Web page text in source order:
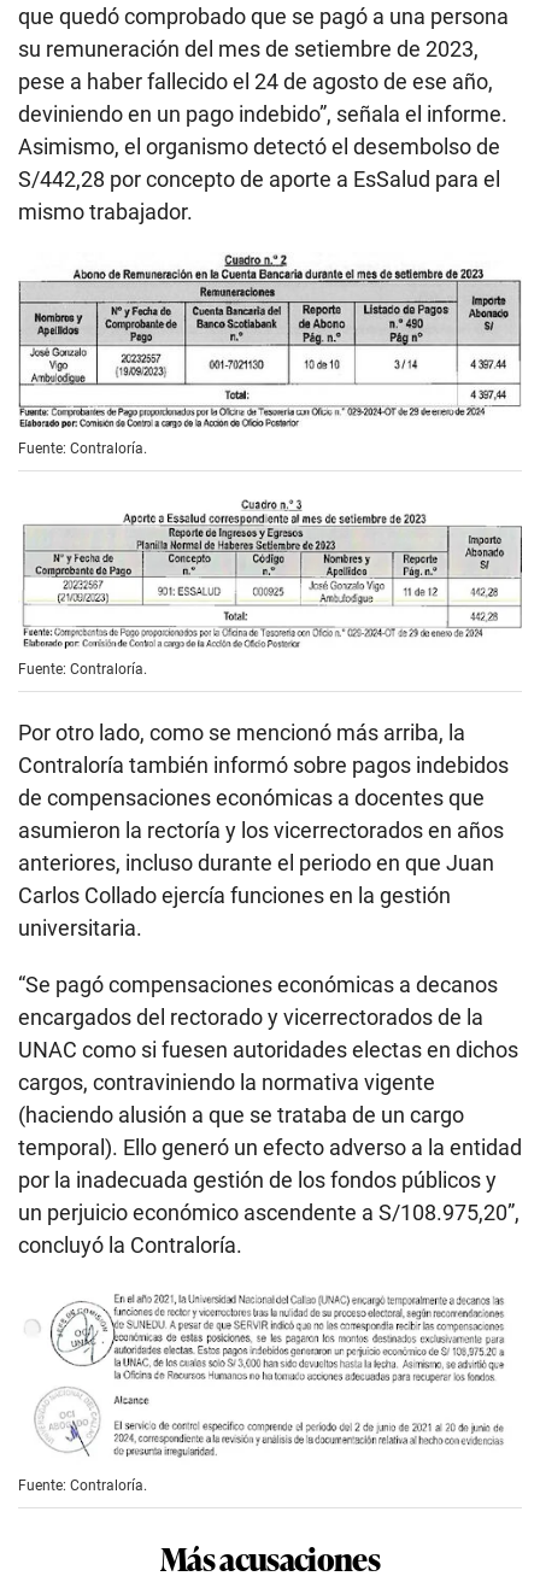
que quedó comprobado que se pagó a una persona
su remuneración del mes de setiembre de 2023,
pese a haber fallecido el 24 de agosto de ese año,
deviniendo en un pago indebido”, señala el informe.
Asimismo, el organismo detectó el desembolso de
S/442,28 por concepto de aporte a EsSalud para el
mismo trabajador.
Fuente: Contraloría.
Fuente: Contraloría.
Por otro lado, como se mencionó más arriba, la
Contraloría también informó sobre pagos indebidos
de compensaciones económicas a docentes que
asumieron la rectoría y los vicerrectorados en años
anteriores, incluso durante el periodo en que Juan
Carlos Collado ejercía funciones en la gestión
universitaria.
“Se pagó compensaciones económicas a decanos
encargados del rectorado y vicerrectorados de la
UNAC como si fuesen autoridades electas en dichos
cargos, contraviniendo la normativa vigente
(haciendo alusión a que se trataba de un cargo
temporal). Ello generó un efecto adverso a la entidad
por la inadecuada gestión de los fondos públicos y
un perjuicio económico ascendente a S/108.975,20”,
concluyó la Contraloría.
Fuente: Contraloría.
Más acusaciones